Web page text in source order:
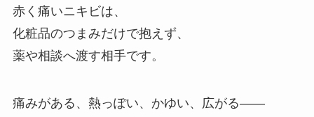
赤く痛いニキビは、
化粧品のつまみだけで抱えず、
薬や相談へ渡す相手です。
痛みがある、熱っぽい、かゆい、広がる——